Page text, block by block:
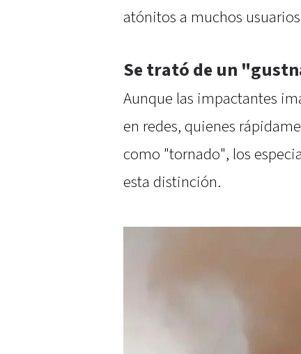
atónitos a muchos
Se trató de un
Aunque las impactantes
en redes, quienes
como "tornado", los
esta distinción.